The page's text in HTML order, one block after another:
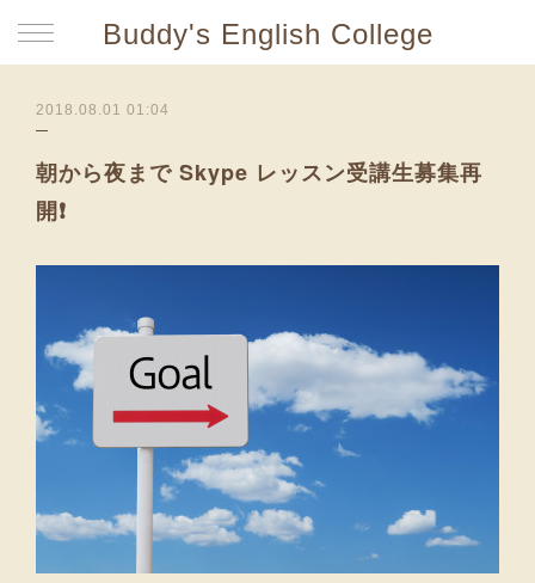
Buddy's English College
2018.08.01 01:04
朝から夜まで Skype レッスン受講生募集再
開❗